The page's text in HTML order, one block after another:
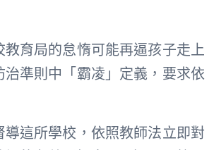
育局的怠惰可能再逼孩子走上
準則中「霸凌」定義，要求依
這所學校，依照教師法立即對